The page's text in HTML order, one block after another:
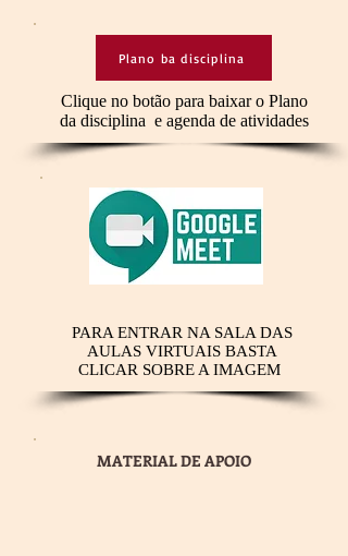
Plano ba disciplina
Clique no botão para baixar o Plano
da disciplina e agenda de atividades
PARA ENTRAR NA SALA DAS
AULAS VIRTUAIS BASTA
CLICAR SOBRE A IMAGEM
MATERIAL DE APOIO